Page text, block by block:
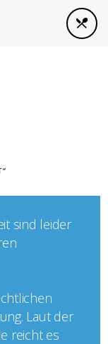
sind leider
Laut der
reicht es